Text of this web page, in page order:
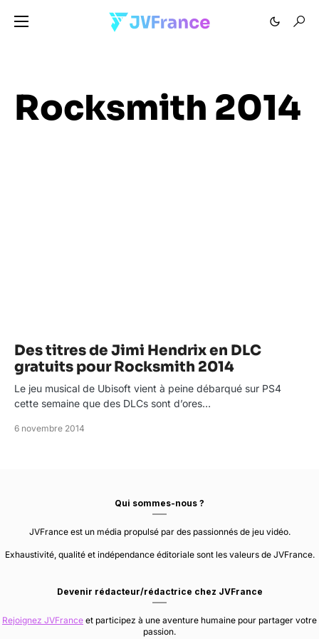
Rocksmith 2014
Des titres de Jimi Hendrix en DLC
gratuits pour Rocksmith 2014
Le jeu musical de Ubisoft vient à peine débarqué sur PS4
cette semaine que des DLCs sont d’ores…
6 novembre 2014
Qui sommes-nous ?
JVFrance est un média propulsé par des passionnés de jeu vidéo.
Exhaustivité, qualité et indépendance éditoriale sont les valeurs de JVFrance.
Devenir rédacteur/rédactrice chez JVFrance
Rejoignez JVFrance et participez à une aventure humaine pour partager votre
passion.